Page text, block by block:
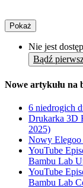
Pokaż
Nie jest
Bądź
Nowe artykułu na
6 niedrogich
Drukarka 3D
2025)
Nowy Elegoo
YouTube
Bambu Lab
YouTube
Bambu Lab